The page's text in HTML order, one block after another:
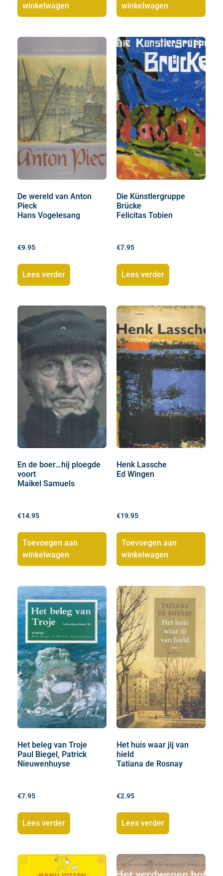
winkelwagen winkelwagen
De wereld van Anton
Pieck
Hans Vogelesang
€9.95
Lees verder
Die Künstlergruppe
Brücke
Felicitas Tobien
€7.95
Lees verder
En de boer…hij ploegde
voort
Maikel Samuels
€14.95
Toevoegen aan
winkelwagen
Henk Lassche
Ed Wingen
€19.95
Toevoegen aan
winkelwagen
Het beleg van Troje
Paul Biegel, Patrick
Nieuwenhuyse
€7.95
Lees verder
Het huis waar jij van
hield
Tatiana de Rosnay
€2.95
Lees verder